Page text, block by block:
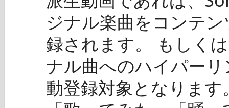
ジナル楽曲をコンテ
録されます。 もしく
ナル曲へのハイパー
動登録対象となりま